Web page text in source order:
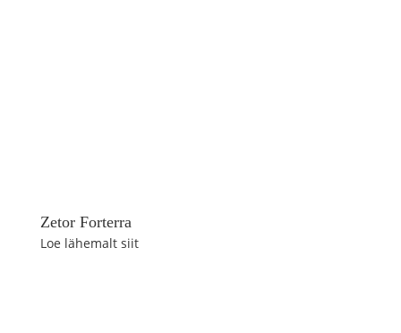
Zetor Forterra
Loe lähemalt siit